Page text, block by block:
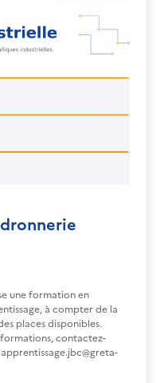
une formation en
à compter de la
places disponibles.
contactez-